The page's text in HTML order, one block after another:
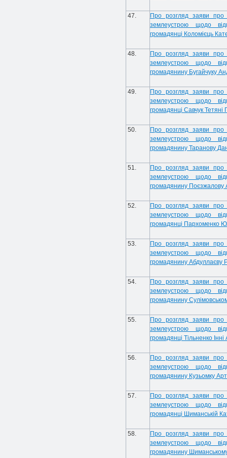
47.
Про розгляд заяви про
землеустрою щодо
громадянці Коломієць
48.
Про розгляд заяви про
землеустрою щодо
громадянину Бугайчуку
49.
Про розгляд заяви про
землеустрою щодо
громадянці Савчук Тетяні
50.
Про розгляд заяви про
землеустрою щодо
громадянину Таранову
51.
Про розгляд заяви про
землеустрою щодо
громадянину Поєзжалову
52.
Про розгляд заяви про
землеустрою щодо
громадянці Пархоменко
53.
Про розгляд заяви про
землеустрою щодо
громадянину Абдуллаєву
54.
Про розгляд заяви про
землеустрою щодо
громадянину
55.
Про розгляд заяви про
землеустрою щодо
громадянці Тільненко Інні
56.
Про розгляд заяви про
землеустрою щодо
громадянину Кузьомку
57.
Про розгляд заяви про
землеустрою щодо
громадянці Шиманській
58.
Про розгляд заяви про
землеустрою щодо
громадянину